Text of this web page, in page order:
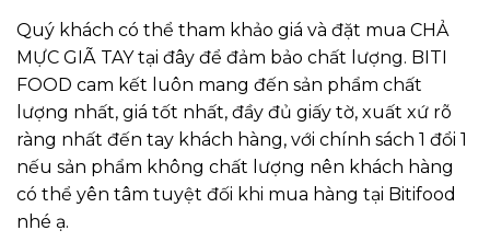
Quý khách có thể tham khảo giá và đặt mua CHẢ
MỰC GIÃ TAY tại đây để đảm bảo chất lượng. BITI
FOOD cam kết luôn mang đến sản phẩm chất
lượng nhất, giá tốt nhất, đầy đủ giấy tờ, xuất xứ rõ
ràng nhất đến tay khách hàng, với chính sách 1 đổi 1
nếu sản phẩm không chất lượng nên khách hàng
có thể yên tâm tuyệt đối khi mua hàng tại Bitifood
nhé ạ.